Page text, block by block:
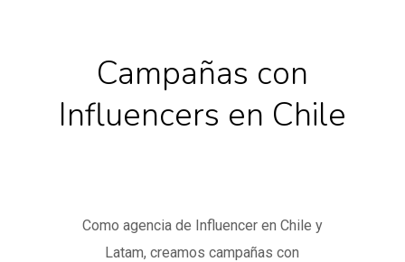
Campañas con
Influencers en Chile
Como agencia de Influencer en Chile y
Latam, creamos campañas con